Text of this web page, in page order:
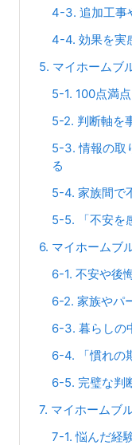
4-3. 追加工事
4-4. 効果を実
5. マイホームブ
5-1. 100点満
5-2. 判断軸を
5-3. 情報の取
る
5-4. 家族間で
5-5. 「不安を
6. マイホームブ
6-1. 不安や後
6-2. 家族やパ
6-3. 暮らしの
6-4. 「慣れの
6-5. 完璧な判
7. マイホームブ
7-1. 悩んだ経